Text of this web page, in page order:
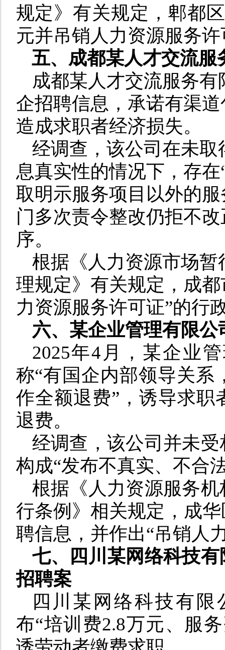
规定》有关规定，郫都
元并吊销人力资源服务
五、成都某人才交流服
成都某人才交流服务
企招聘信息，承诺有渠
造成求职者经济损失。
经调查，该公司在未
息真实性的情况下，存
取明示服务项目以外的
门多次责令整改仍拒不
序。
根据《人力资源市场
理规定》有关规定，成
力资源服务许可证”的行
六、某企业管理有限公
2025年4月，某企业
称“有国企内部领导关系
作全额退费”，诱导求职
退费。
经调查，该公司并未
构成“发布不真实、不合
根据《人力资源服务
行条例》相关规定，成
聘信息，并作出“吊销人
七、
四川某网络科技
招聘案
四川某网络科技有
布“培训费2.8万元、服